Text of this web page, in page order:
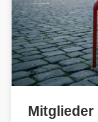
Mitglieder